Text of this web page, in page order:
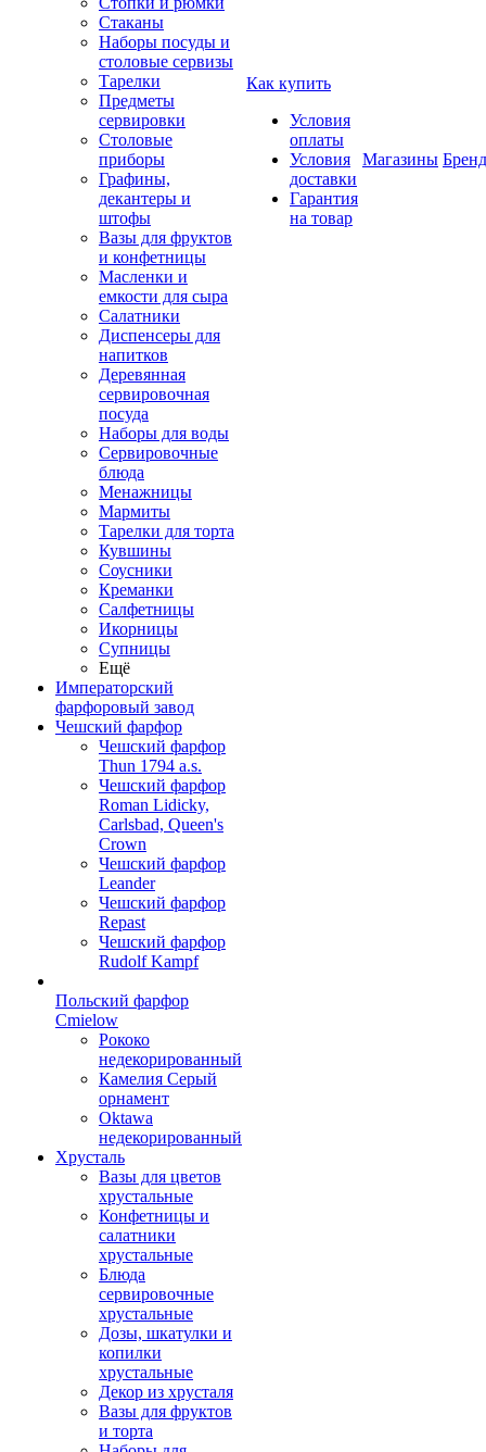
Стаканы
Наборы посуды и
столовые сервизы
Тарелки
Предметы
сервировки
Столовые
приборы
Графины,
декантеры и
штофы
Вазы для фруктов
и конфетницы
Масленки и
емкости для сыра
Салатники
Диспенсеры для
напитков
Деревянная
сервировочная
посуда
Наборы для воды
Сервировочные
блюда
Менажницы
Мармиты
Тарелки для торта
Кувшины
Соусники
Креманки
Салфетницы
Икорницы
Супницы
Ещё
Императорский
фарфоровый завод
Чешский фарфор
Чешский фарфор
Thun 1794 a.s.
Чешский фарфор
Roman Lidicky,
Carlsbad, Queen's
Crown
Чешский фарфор
Leander
Чешский фарфор
Repast
Чешский фарфор
Rudolf Kampf
Польский фарфор
Сmielow
Рококо
недекорированный
Камелия Серый
орнамент
Oktawa
недекорированный
Хрусталь
Вазы для цветов
хрустальные
Конфетницы и
салатники
хрустальные
Блюда
сервировочные
хрустальные
Дозы, шкатулки и
копилки
хрустальные
Декор из хрусталя
Вазы для фруктов
и торта
Как купить
Условия
оплаты
Условия
доставки
Гарантия
на товар
Магазины